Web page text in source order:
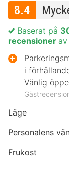
8.4
Läge
Personalens
Frukost
Baserat på
recensioner
i
Vänlig